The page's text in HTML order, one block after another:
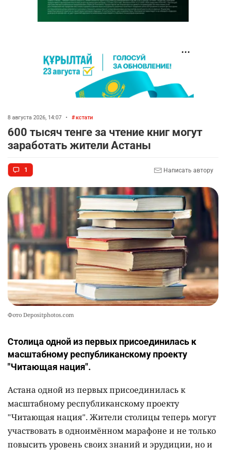
8 августа 2026, 14:07 • кстати
600 тысяч тенге за чтение книг могут
заработать жители Астаны
1 Написать автору
Фото Depositphotos.com
Столица одной из первых присоединилась к
масштабному республиканскому проекту
"Читающая нация".
Астана одной из первых присоединилась к
масштабному республиканскому проекту
"Читающая нация". Жители столицы теперь могут
участвовать в одноимённом марафоне и не только
повысить уровень своих знаний и эрудиции, но и